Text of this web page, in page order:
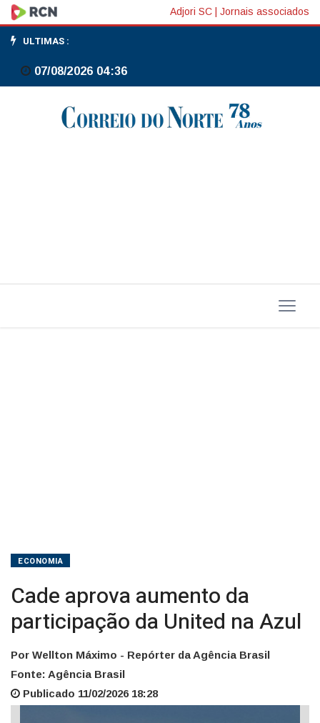
Cade
aprova
aumento
participação
Adjori SC Jornais associados
ULTIMAS :
07/08/2026 04:36
ECONOMIA
Cade aprova aumento da
participação da United na Azul
Por Wellton Máximo - Repórter da Agência Brasil
Fonte: Agência Brasil
Publicado 11/02/2026 18:28